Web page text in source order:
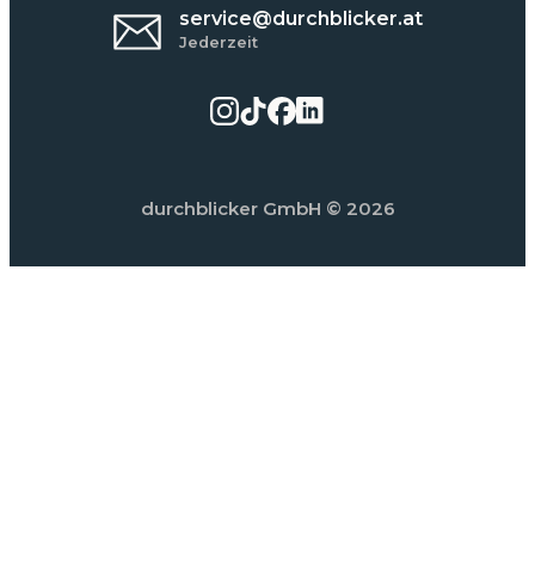
service@durchblicker.at
Jederzeit
durchblicker GmbH © 2026